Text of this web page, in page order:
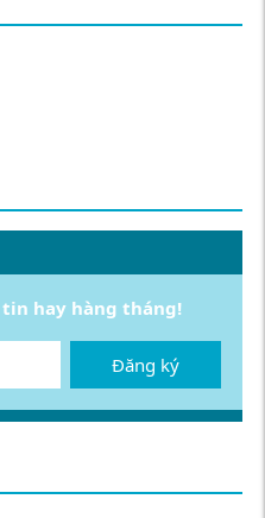
hay hàng tháng!
Đăng ký